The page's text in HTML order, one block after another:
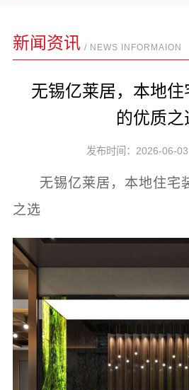
新闻资讯 / NEWS INFORMAION
无锡亿莱居，本地
的优质之
发布时间：2026-06-
无锡亿莱居，本地住宅
之选